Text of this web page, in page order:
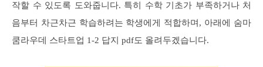
작할 수 있도록 도와줍니다. 특히 수학 기초가 부족하거나 처
음부터 차근차근 학습하려는 학생에게 적합하며, 아래에 숨마
쿰라우데 스타트업 1-2 답지 pdf도 올려두겠습니다.